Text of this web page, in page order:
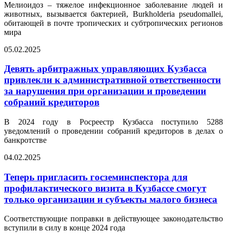
Мелиоидоз – тяжелое инфекционное заболевание людей и
животных, вызывается бактерией, Burkholderia pseudomallei,
обитающей в почте тропических и субтропических регионов
мира
05.02.2025
Девять арбитражных управляющих Кузбасса
привлекли к административной ответственности
за нарушения при организации и проведении
собраний кредиторов
В 2024 году в Росреестр Кузбасса поступило 5288
уведомлений о проведении собраний кредиторов в делах о
банкротстве
04.02.2025
Теперь пригласить госземинспектора для
профилактического визита в Кузбассе смогут
только организации и субъекты малого бизнеса
Соответствующие поправки в действующее законодательство
вступили в силу в конце 2024 года